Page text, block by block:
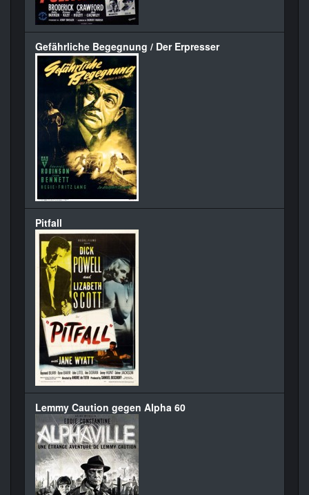
Gefährliche Begegnung / Der Erpresser
Pitfall
Lemmy Caution gegen Alpha 60